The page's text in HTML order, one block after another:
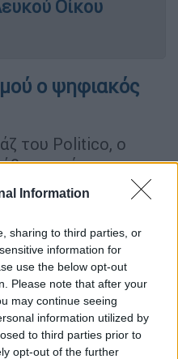
Information
sharing to third parties, or
information for
use the below opt-out
Please note that after your
may continue seeing
information utilized by
to third parties prior to
opt-out of the further
Οίκου
ο ψηφιακός
του Politico, ο
από τον
που εξετάζει η
του
της
σχέδιο, το οποίο
την Παρασκευή 11
παρουσιαστεί
Ιουλίου, στο
τα έσοδα της ΕΕ.